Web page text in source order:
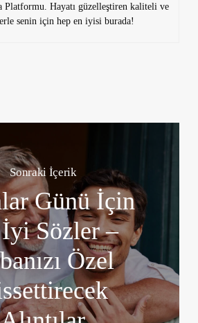
Platformu. Hayatı güzelleştiren kaliteli ve
senin için hep en iyisi burada!
Sonraki İçerik
Günü İçin
Sözler –
Özel